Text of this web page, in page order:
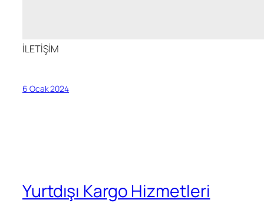
İLETİŞİM
6 Ocak 2024
Yurtdışı Kargo Hizmetleri